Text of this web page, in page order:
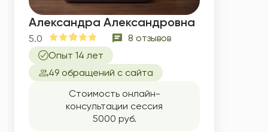
Александра Александровна
5.0
8 отзывов
Опыт 14 лет
49 обращений с сайта
Стоимость онлайн-
консультации сессия
5000 руб.